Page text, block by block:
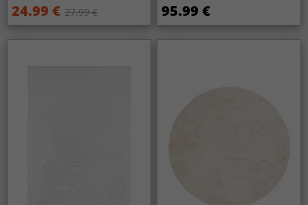
24.99 € 27.99 € 95.99 €